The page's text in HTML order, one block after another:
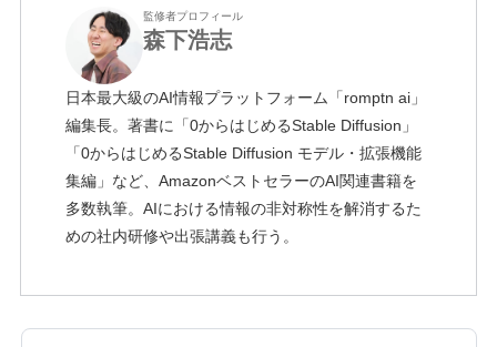
監修者プロフィール
森下浩志
日本最大級のAI情報プラットフォーム「romptn ai」
編集長。著書に「0からはじめるStable Diffusion」
「0からはじめるStable Diffusion モデル・拡張機能
集編」など、AmazonベストセラーのAI関連書籍を
多数執筆。AIにおける情報の非対称性を解消するた
めの社内研修や出張講義も行う。